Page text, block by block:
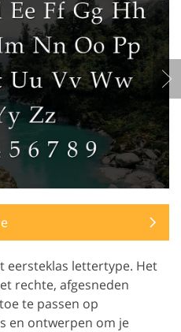
eersteklas lettertype. Het
rechte, afgesneden
te passen op
en ontwerpen om je